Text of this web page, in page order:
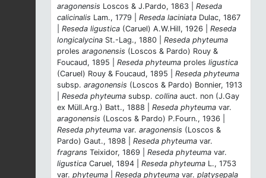
aragonensis Loscos & J.Pardo, 1863 | Reseda
calicinalis Lam., 1779 | Reseda laciniata Dulac, 1867
Reseda ligustica (Caruel) A.W.Hill, 1926 | Reseda
longicalycina St.-Lag., 1880 | Reseda phyteuma
proles aragonensis (Loscos & Pardo) Rouy &
Foucaud, 1895 | Reseda phyteuma proles ligustica
(Caruel) Rouy & Foucaud, 1895 | Reseda phyteuma
subsp. aragonensis (Loscos & Pardo) Bonnier, 1913
Reseda phyteuma subsp. collina auct. non (J.Gay
ex Müll.Arg.) Batt., 1888 | Reseda phyteuma var.
aragonensis (Loscos & Pardo) P.Fourn., 1936 |
Reseda phyteuma var. aragonensis (Loscos &
Pardo) Gaut., 1898 | Reseda phyteuma var.
fragrans Teixidor, 1869 | Reseda phyteuma var.
ligustica Caruel, 1894 | Reseda phyteuma L., 1753
var. phyteuma Reseda phyteuma var. platysepala